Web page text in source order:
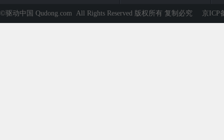
©驱动中国 Qudong.com All Rights Reserved 版权所有 复制必究 京ICP